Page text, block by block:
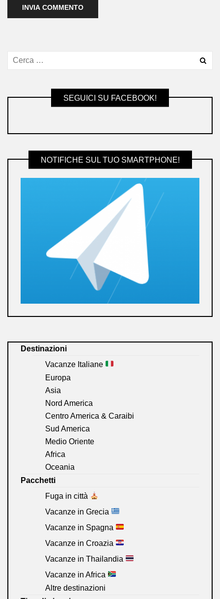
SEGUICI SU FACEBOOK!
NOTIFICHE SUL TUO SMARTPHONE!
Destinazioni
Vacanze Italiane
Europa
Asia
Nord America
Centro America & Caraibi
Sud America
Medio Oriente
Africa
Oceania
Pacchetti
Fuga in città
Vacanze in Grecia
Vacanze in Spagna
Vacanze in Croazia
Vacanze in Thailandia
Vacanze in Africa
Altre destinazioni